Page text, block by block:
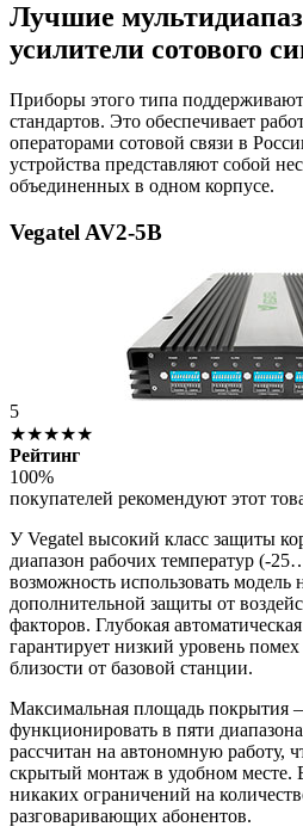
Лучшие
усилители сотового
Приборы этого типа
стандартов. Это обеспечивает
операторами сотовой связи в
устройства представляют собой
объединенных в одном корпусе.
Vegatel AV2-5B
5
★★★★★
Рейтинг
100%
покупателей рекомендуют этот
У Vegatel высокий класс защиты
диапазон рабочих температур (-
возможность использовать модель
дополнительной защиты от
факторов. Глубокая
гарантирует низкий уровень
близости от базовой станции.
Максимальная площадь покрытия
функционировать в пяти
рассчитан на автономную работу,
скрытый монтаж в удобном
никаких ограничений на
разговаривающих абонентов.